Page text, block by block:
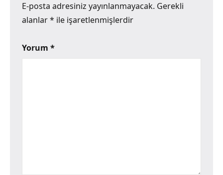
E-posta adresiniz yayınlanmayacak. Gerekli
alanlar* ile işaretlenmişlerdir
Yorum *